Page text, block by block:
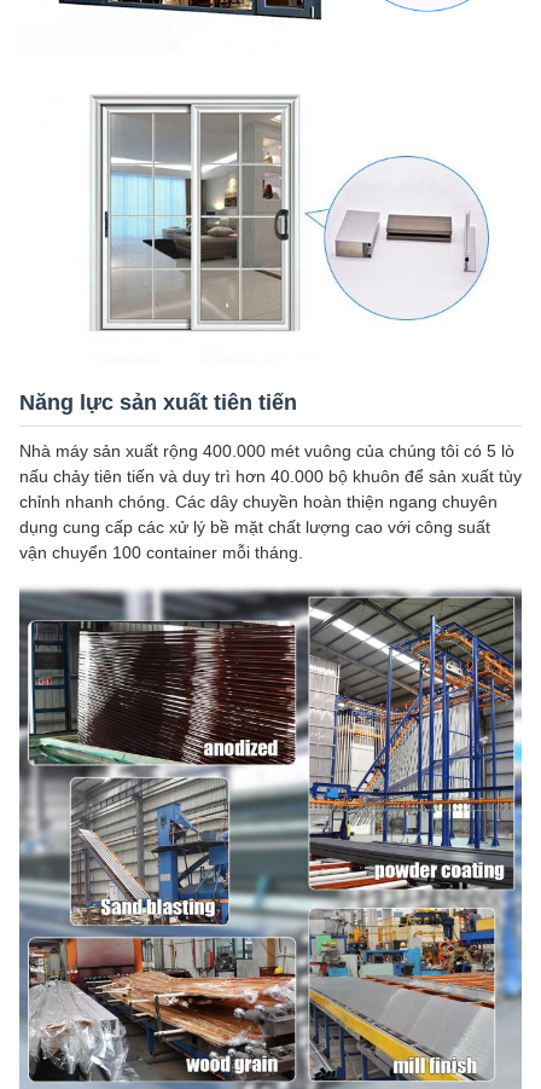
Năng lực sản xuất tiên tiến
Nhà máy sản xuất rộng 400.000 mét vuông của chúng tôi có 5 lò
nấu chảy tiên tiến và duy trì hơn 40.000 bộ khuôn để sản xuất tùy
chỉnh nhanh chóng. Các dây chuyền hoàn thiện ngang chuyên
dụng cung cấp các xử lý bề mặt chất lượng cao với công suất
vận chuyển 100 container mỗi tháng.